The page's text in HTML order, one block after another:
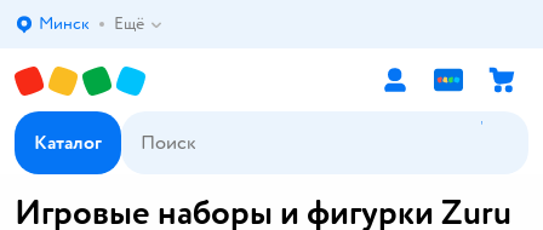
Выбор адреса доставки.
Минск Ещё
Каталог
Игровые наборы и фигурки Zuru